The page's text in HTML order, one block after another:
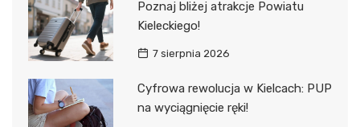
Poznaj bliżej atrakcje Powiatu
Kieleckiego!
7 sierpnia 2026
Cyfrowa rewolucja w Kielcach: PUP
na wyciągnięcie ręki!